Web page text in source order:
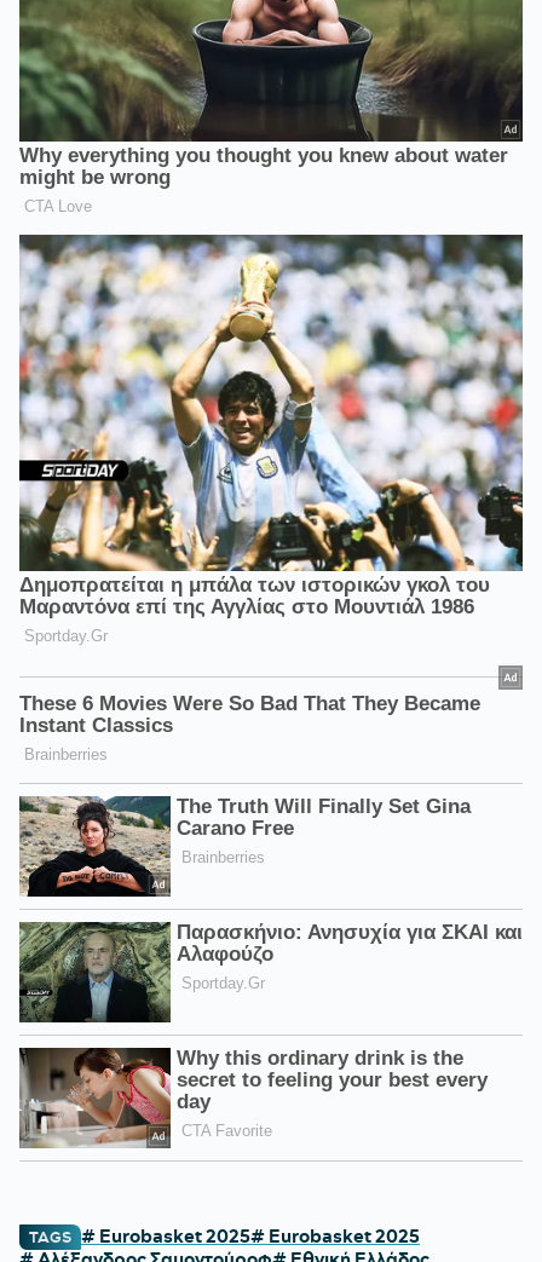
TAGS # Eurobasket 2025# Eurobasket 2025